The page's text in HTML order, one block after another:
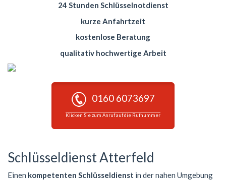
24 Stunden Schlüsselnotdienst
kurze Anfahrtzeit
kostenlose Beratung
qualitativ hochwertige Arbeit
0160 6073697
Klicken Sie zum Anruf auf die Rufnummer
Schlüsseldienst Atterfeld
Einen kompetenten Schlüsseldienst in der nahen Umgebung